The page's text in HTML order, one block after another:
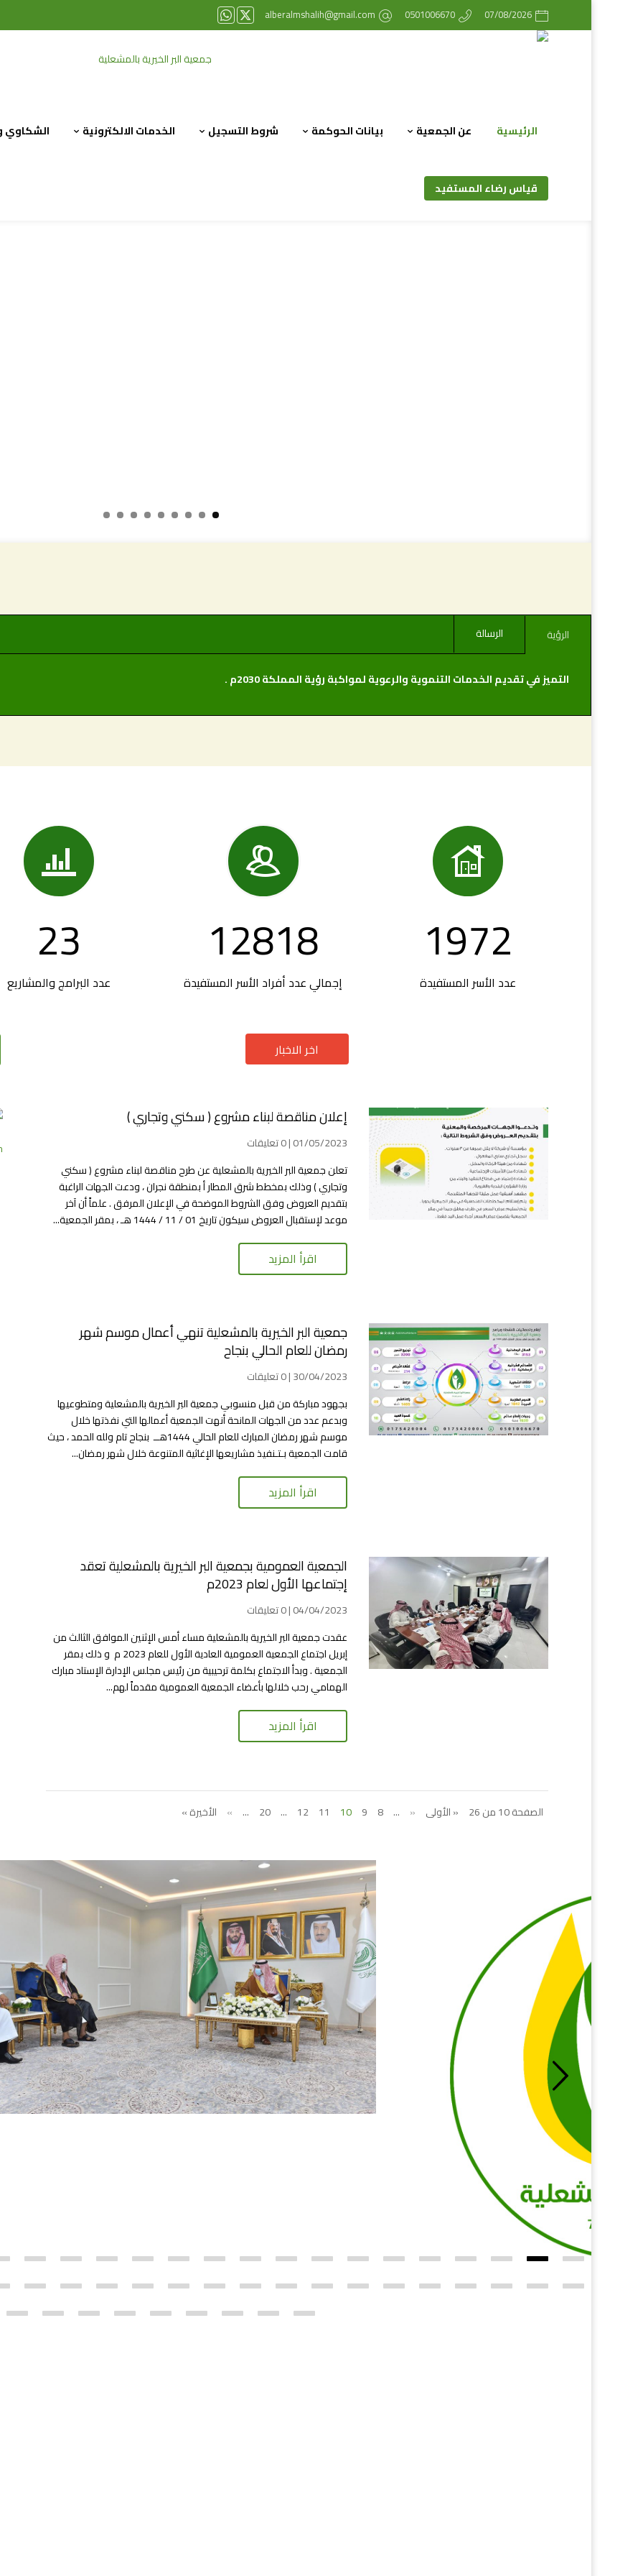
07/08/2026
0501006670
alberalmshalih@gmail.com
الرئيسية عن الجمعية بيانات الحوكمة شروط التسجيل الخدمات الالكترونية الشكاوي
قياس رضاء المستفيد
الرؤية الرسالة
التميز في تقديم الخدمات التنموية والرعوية لمواكبة رؤية المملكة 2030م .

1972
عدد الأسر المستفيدة

12818
إجمالي عدد أفراد الأسر المستفيدة

23
عدد البرامج والمشاريع
اخر الاخبار
إعلان مناقصة لبناء مشروع ( سكني وتجاري )
01/05/2023 | 0 تعليقات
تعلن جمعية البر الخيرية بالمشعلية عن طرح مناقصة لبناء مشروع ( سكني
وتجاري ) وذلك بمخطط شرق المطار أ بمنطقة نجران ، ودعت الجهات الراغبة
بتقديم العروض وفق الشروط الموضحة في الإعلان المرفق . علماً أن آخر
موعد لإستقبال العروض سيكون تاريخ 01 / 11 / 1444 هـ ، بمقر الجمعية...
اقرأ المزيد
جمعية البر الخيرية بالمشعلية تنهي أعمال موسم شهر
رمضان للعام الحالي بنجاح
30/04/2023 | 0 تعليقات
بجهود مباركة من قبل منسوبي جمعية البر الخيرية بالمشعلية ومتطوعيها
وبدعم عدد من الجهات المانحة أنهت الجمعية أعمالها التي نفذتها خلال
موسم شهر رمضان المبارك للعام الحالي 1444هــ بنجاح تام ولله الحمد ، حيث
قامت الجمعية بـتـنفيذ مشاريعها الإغاثية المتنوعة خلال شهر رمضان...
اقرأ المزيد
الجمعية العمومية بجمعية البر الخيرية بالمشعلية تعقد
إجتماعها الأول لعام 2023م
04/04/2023 | 0 تعليقات
عقدت جمعية البر الخيرية بالمشعلية مساء أمس الإثنين الموافق الثالث من
إبريل اجتماع الجمعية العمومية العادية الأول للعام 2023 م و ذلك بمقر
الجمعية . وبدأ الاجتماع بكلمة ترحيبية من رئيس مجلس الإدارة الإستاد مبارك
الهمامي رحب خلالها بأعضاء الجمعية العمومية مقدماً لهم...
اقرأ المزيد
الصفحة 10 من 26 « الأولى «
...
8
9
10
11
12
...
20
...
» الأخيرة »